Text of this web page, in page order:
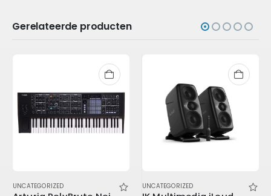
Gerelateerde producten
UNCATEGORIZED UNCATEGORIZED